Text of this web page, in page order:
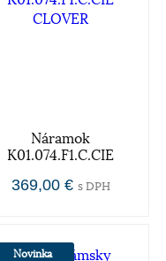
Náramok
K01.074.F1.C.CIE
369,00 € s DPH
Novinka